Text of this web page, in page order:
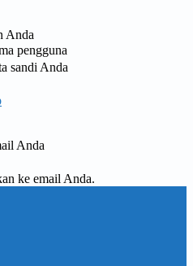
Anda
pengguna
sandi Anda
Anda
ke email Anda.